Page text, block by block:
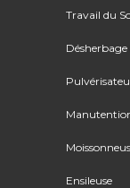
Travail du
Ensileuse